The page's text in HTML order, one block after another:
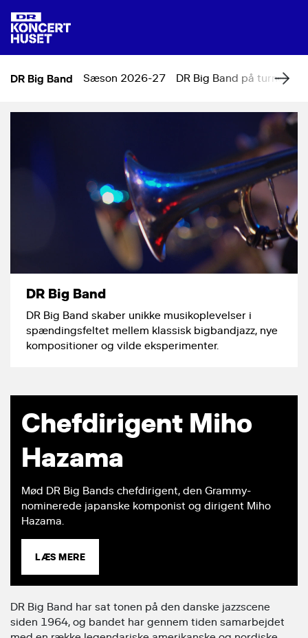
DR Big Band Sæson 2026-27 DR Big Band på turné
DR Big Band
DR Big Band skaber unikke musikoplevelser i
spændingsfeltet mellem klassisk bigbandjazz, nye
kompositioner og vilde eksperimenter.
Chefdirigent Miho
Hazama
Mød DR Big Bands chefdirigent, den Grammy-
nominerede japanske komponist og dirigent Miho
Hazama.
LÆS MERE
DR Big Band har sat tonen på den danske jazzscene
siden 1964, og bandet har gennem tiden samarbejdet